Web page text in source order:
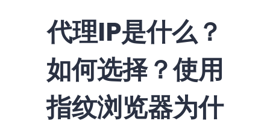
代理IP是什么？
如何选择？使用
指纹浏览器为什